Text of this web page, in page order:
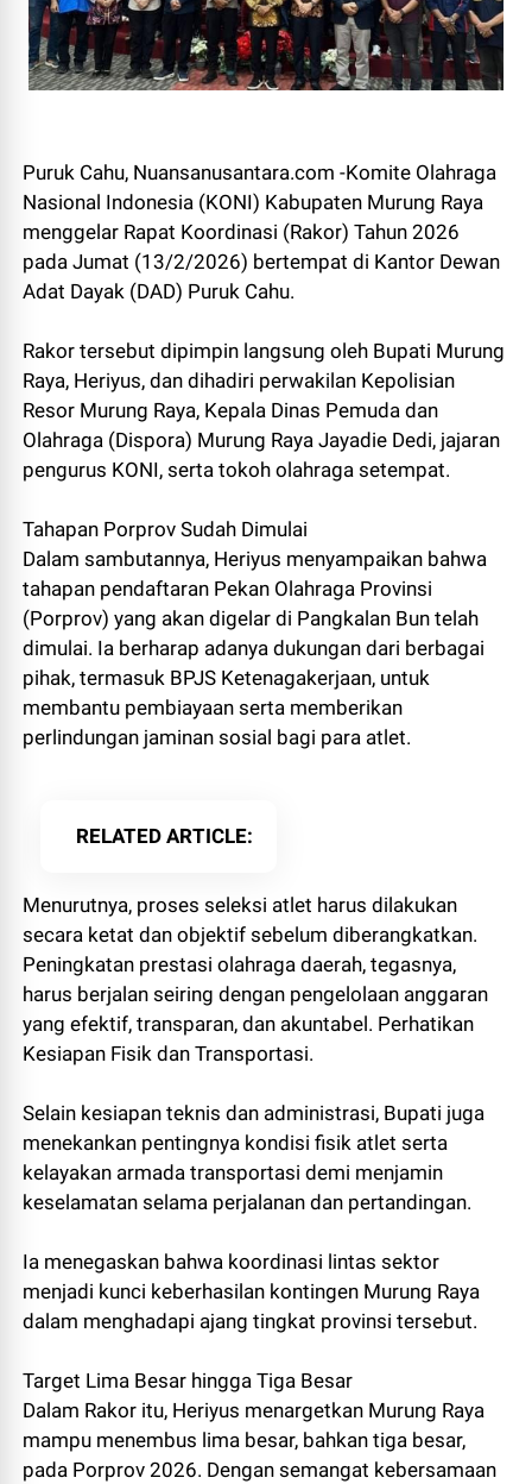
Puruk Cahu, Nuansanusantara.com -Komite Olahraga
Nasional Indonesia (KONI) Kabupaten Murung Raya
menggelar Rapat Koordinasi (Rakor) Tahun 2026
pada Jumat (13/2/2026) bertempat di Kantor Dewan
Adat Dayak (DAD) Puruk Cahu.
Rakor tersebut dipimpin langsung oleh Bupati Murung
Raya, Heriyus, dan dihadiri perwakilan Kepolisian
Resor Murung Raya, Kepala Dinas Pemuda dan
Olahraga (Dispora) Murung Raya Jayadie Dedi, jajaran
pengurus KONI, serta tokoh olahraga setempat.
Tahapan Porprov Sudah Dimulai
Dalam sambutannya, Heriyus menyampaikan bahwa
tahapan pendaftaran Pekan Olahraga Provinsi
(Porprov) yang akan digelar di Pangkalan Bun telah
dimulai. Ia berharap adanya dukungan dari berbagai
pihak, termasuk BPJS Ketenagakerjaan, untuk
membantu pembiayaan serta memberikan
perlindungan jaminan sosial bagi para atlet.
RELATED ARTICLE
Menurutnya, proses seleksi atlet harus dilakukan
secara ketat dan objektif sebelum diberangkatkan.
Peningkatan prestasi olahraga daerah, tegasnya,
harus berjalan seiring dengan pengelolaan anggaran
yang efektif, transparan, dan akuntabel. Perhatikan
Kesiapan Fisik dan Transportasi.
Selain kesiapan teknis dan administrasi, Bupati juga
menekankan pentingnya kondisi fisik atlet serta
kelayakan armada transportasi demi menjamin
keselamatan selama perjalanan dan pertandingan.
Ia menegaskan bahwa koordinasi lintas sektor
menjadi kunci keberhasilan kontingen Murung Raya
dalam menghadapi ajang tingkat provinsi tersebut.
Target Lima Besar hingga Tiga Besar
Dalam Rakor itu, Heriyus menargetkan Murung Raya
mampu menembus lima besar, bahkan tiga besar,
pada Porprov 2026. Dengan semangat kebersamaan